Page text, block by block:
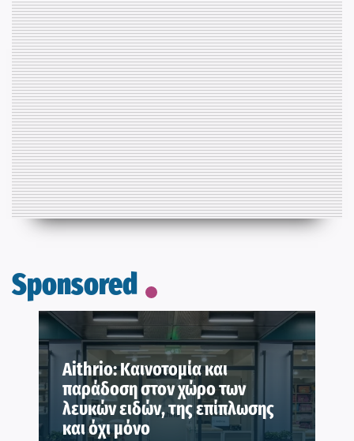
Sponsored
Aithrio: Καινοτομία και
παράδοση στον χώρο των
λευκών ειδών, της επίπλωσης
και όχι μόνο